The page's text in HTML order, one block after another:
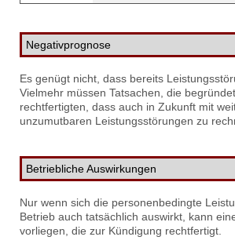
Negativprognose
Es genügt nicht, dass bereits
Vielmehr müssen Tatsachen, die
rechtfertigten, dass auch in Zukunft mit
unzumutbaren Leistungsstörungen zu
Betriebliche Auswirkungen
Nur wenn sich die personenbedingte
Betrieb auch tatsächlich auswirkt, kann
vorliegen, die zur Kündigung rechtfertigt.